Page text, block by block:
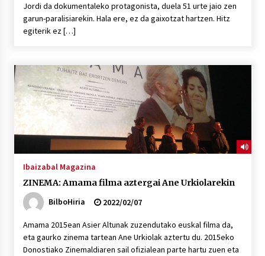
Jordi da dokumentaleko protagonista, duela 51 urte jaio zen
garun-paralisiarekin. Hala ere, ez da gaixotzat hartzen. Hitz
egiterik ez […]
Ibaizabal Magazina
ZINEMA: Amama filma aztergai Ane Urkiolarekin
BilboHiria
2022/02/07
Amama 2015ean Asier Altunak zuzendutako euskal filma da,
eta gaurko zinema tartean Ane Urkiolak aztertu du. 2015eko
Donostiako Zinemaldiaren sail ofizialean parte hartu zuen eta